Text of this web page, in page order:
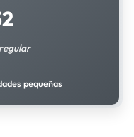
pequeñas